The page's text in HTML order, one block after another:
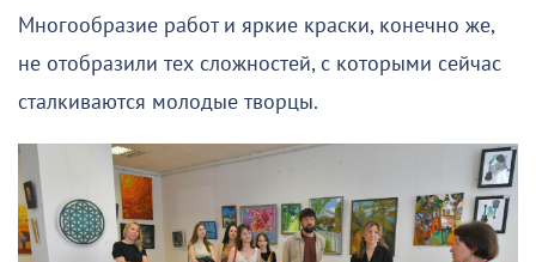
Многообразие работ и яркие краски, конечно же,
не отобразили тех сложностей, с которыми сейчас
сталкиваются молодые творцы.